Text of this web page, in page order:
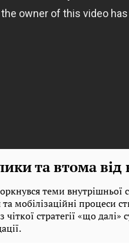
та втома від
теми внутрішньої
мобілізаційні процеси
стратегії «що далі»